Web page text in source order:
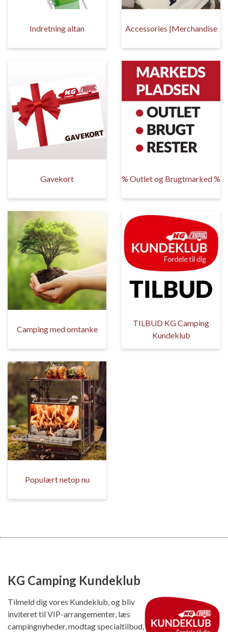
Indretning altan Accessories |Merchandise
Gavekort % Outlet og Brugtmarked %
Camping med omtanke
TILBUD KG Camping
Kundeklub
Populært netop nu
KG Camping Kundeklub
Tilmeld dig vores Kundeklub, og bliv
inviteret til VIP-arrangementer, læs
campingnyheder, modtag specialtilbud,